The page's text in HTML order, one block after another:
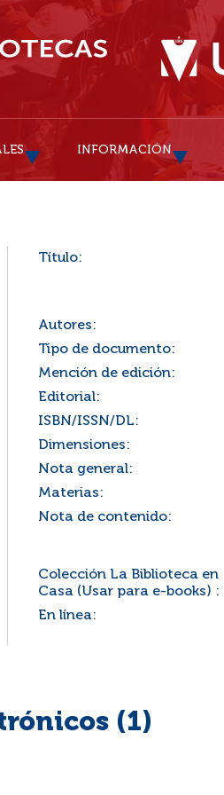
INFORMACIÓN
Título:
Autores:
Tipo de documento:
Mención de edición:
Editorial:
ISBN/ISSN/DL:
Dimensiones:
Nota general:
Materias:
Nota de contenido:
Colección La Biblioteca en
Casa (Usar para e-books) :
En línea:
(1)